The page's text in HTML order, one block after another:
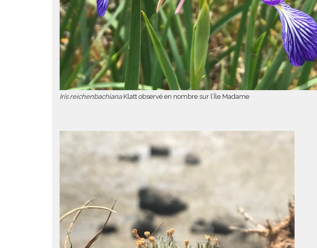
Iris reichenbachianaKlatt observé en nombre sur l’Île Madame